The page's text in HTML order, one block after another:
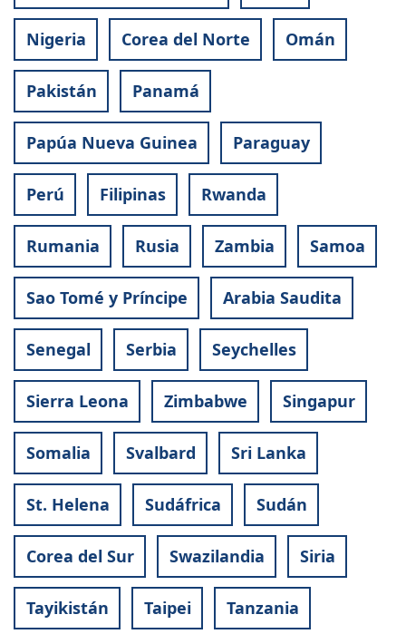
Nigeria Corea del Norte Omán
Pakistán Panamá
Papúa Nueva Guinea Paraguay
Perú Filipinas Rwanda
Rumania Rusia Zambia Samoa
Sao Tomé y Príncipe Arabia Saudita
Senegal Serbia Seychelles
Sierra Leona Zimbabwe Singapur
Somalia Svalbard Sri Lanka
St. Helena Sudáfrica Sudán
Corea del Sur Swazilandia Siria
Tayikistán Taipei Tanzania